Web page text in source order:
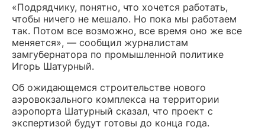
«Подрядчику, понятно, что хочется работать,
чтобы ничего не мешало. Но пока мы работаем
так. Потом все возможно, все время оно же все
меняется», — сообщил журналистам
замгубернатора по промышленной политике
Игорь Шатурный.
Об ожидающемся строительстве нового
аэровокзального комплекса на территории
аэропорта Шатурный сказал, что проект с
экспертизой будут готовы до конца года.